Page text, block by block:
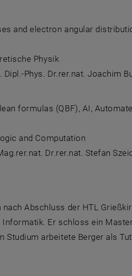
and electron angular
Physik
Phys. Dr.rer.nat. Joachim
formulas (QBF), AI,
and Computation
Dr.rer.nat. Stefan
Abschluss der HTL
Er schloss ein
Studium arbeitete Berger als